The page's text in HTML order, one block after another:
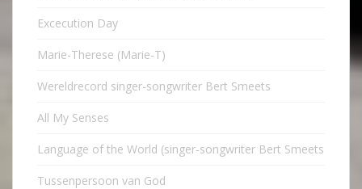
Excecution Day
Marie-Therese (Marie-T)
Wereldrecord singer-songwriter Bert Smeets
All My Senses
Language of the World (singer-songwriter Bert Smeets
Tussenpersoon van God